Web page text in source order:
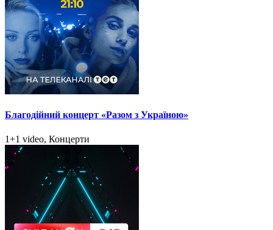
Благодійний концерт «Разом з Україною»
1+1 video, Концерти